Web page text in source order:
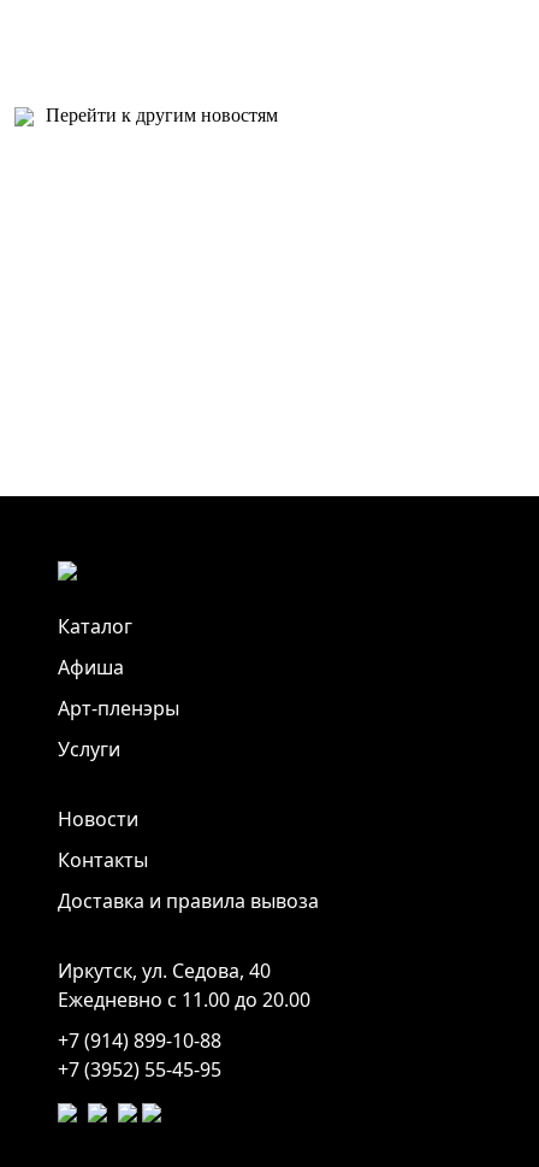
Перейти к другим новостям
Каталог
Афиша
Арт-пленэры
Услуги
Новости
Контакты
Доставка и правила вывоза
Иркутск, ул. Седова, 40
Ежедневно с 11.00 до 20.00
+7 (914) 899-10-88
+7 (3952) 55-45-95